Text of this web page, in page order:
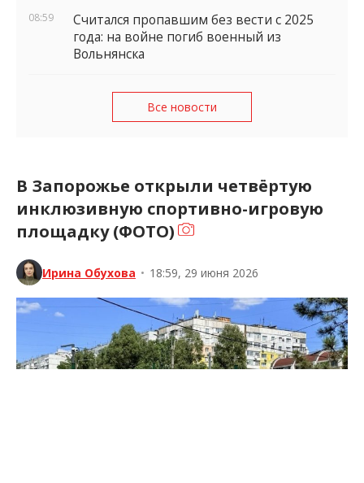
08:59
Считался пропавшим без вести с 2025
года: на войне погиб военный из
Вольнянска
Все новости
В Запорожье открыли четвёртую
инклюзивную спортивно-игровую
площадку (ФОТО)
Ирина Обухова • 18:59, 29 июня 2026